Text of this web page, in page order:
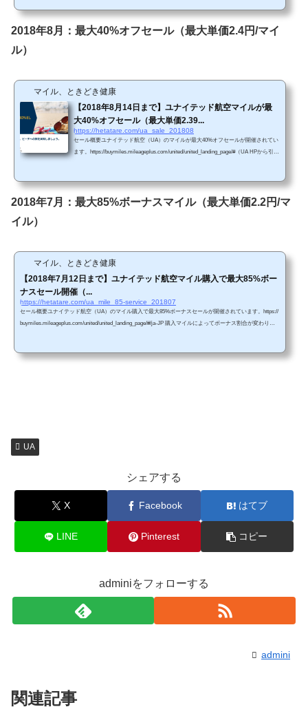
ス（単価2.3円/マイル）・30,000～44,000マイル購入で85％のボーナス（単価2.2円/マ
イル）・45,000～75,000マイル購入で100%のボーナス（単価2.0円/マイル） 販売期
2018年8月：最大40%オフセール（最大単価2.4円/マイ
ル）
マイル、ときどき健康
【2018年8月14日まで】ユナイテッド航空マイルが最
大40%オフセール（最大単価2.39...
https://hetatare.com/ua_sale_201808
セール概要ユナイテッド航空（UA）のマイルが最大40%オフセールが開催されてい
ます。https://buymiles.mileageplus.com/united/united_landing_page/#（UA HPから引
ル購入で20%オフ（単価3.18円/マイル）・15,000～29,000マイル購入で30％オフ（単
価2.79円/マイル）・30,000～150,000マイル購入で40％オフ（単価2.39円/マイル） 販
2018年7月：最大85%ボーナスマイル（最大単価2.2円/マ
イル）
マイル、ときどき健康
【2018年7月12日まで】ユナイテッド航空マイル購入で最大85%ボー
ナスセール開催（...
https://hetatare.com/ua_mile_85-service_201807
セール概要ユナイテッド航空（UA）のマイル購入で最大85%ボーナスセールが開催されています。https://
buymiles.mileageplus.com/united/united_landing_page/#/ja-JP 購入マイルによってボーナス割合が変わりま
ール期間は2018年7月12日13時59分（日本時間）までです。 購入するためには、マイレージクラブへの...
UA
シェアする
X Facebook はてブ
LINE Pinterest コピー
adminiをフォローする
admini
関連記事